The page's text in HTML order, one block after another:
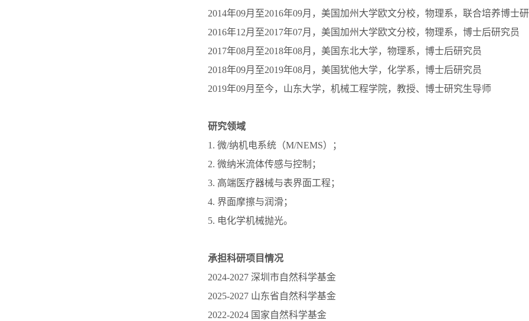
2014年09月至2016年09月，美国加州大学欧文分校，物理系，联合培养博士
2016年12月至2017年07月，美国加州大学欧文分校，物理系，博士后研究员
2017年08月至2018年08月，美国东北大学，物理系，博士后研究员
2018年09月至2019年08月，美国犹他大学，化学系，博士后研究员
2019年09月至今，山东大学，机械工程学院，教授、博士研究生导师
研究领域
1. 微/纳机电系统（M/NEMS）；
2. 微纳米流体传感与控制；
3. 高端医疗器械与表界面工程；
4. 界面摩擦与润滑；
5. 电化学机械抛光。
承担科研项目情况
2024-2027 深圳市自然科学基金
2025-2027 山东省自然科学基金
2022-2024 国家自然科学基金